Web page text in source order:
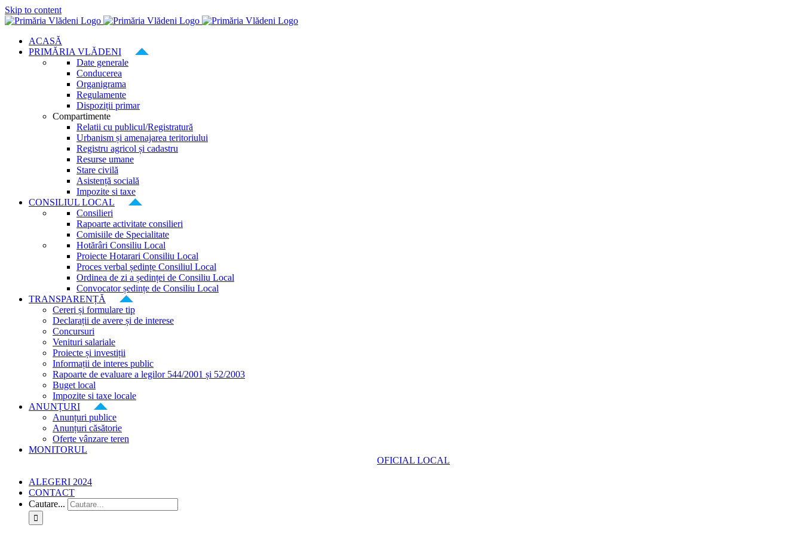
Skip to content
ACASĂ
PRIMĂRIA VLĂDENI
Date generale
Conducerea
Organigrama
Regulamente
Dispoziții primar
Compartimente
Relatii cu publicul/Registratură
Urbanism și amenajarea teritoriului
Registru agricol și cadastru
Resurse umane
Stare civilă
Asistență socială
Impozite si taxe
CONSILIUL LOCAL
Consilieri
Rapoarte activitate consilieri
Comisiile de Specialitate
Hotărâri Consiliu Local
Proiecte Hotarari Consiliu Local
Proces verbal ședințe Consiliul Local
Ordinea de zi a ședinței de Consiliu Local
Convocator ședințe de Consiliu Local
TRANSPARENȚĂ
Cereri și formulare tip
Declarații de avere și de interese
Concursuri
Venituri salariale
Proiecte și investiții
Informații de interes public
Rapoarte de evaluare a legilor 544/2001 și 52/2003
Buget local
Impozite si taxe locale
ANUNȚURI
Anunțuri publice
Anunțuri căsătorie
Oferte vânzare teren
MONITORUL
OFICIAL LOCAL
ALEGERI 2024
CONTACT
Cautare...